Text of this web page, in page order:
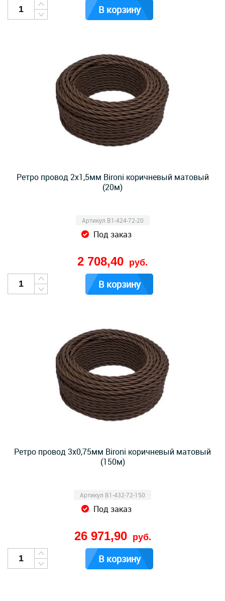
В корзину
Ретро провод 2х1,5мм Bironi коричневый матовый
(20м)
Артикул B1-424-72-20
Под заказ
2 708,40 руб.
В корзину
Ретро провод 3х0,75мм Bironi коричневый матовый
(150м)
Артикул B1-432-72-150
Под заказ
26 971,90 руб.
В корзину